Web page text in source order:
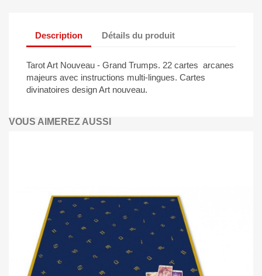
Description Détails du produit
Tarot Art Nouveau - Grand Trumps. 22 cartes arcanes
majeurs avec instructions multi-lingues. Cartes
divinatoires design Art nouveau.
VOUS AIMEREZ AUSSI